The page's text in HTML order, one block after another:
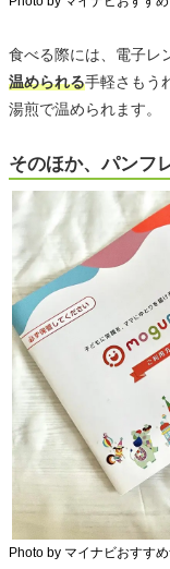
食べる際には、電子レ
温められる手軽さもう
湯煎で温められます。
そのほか、パンフ
Photo by マイナビおすす